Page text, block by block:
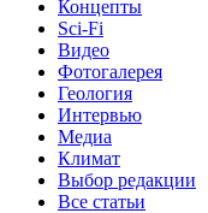
Концепты
Sci-Fi
Видео
Фотогалерея
Геология
Интервью
Медиа
Климат
Выбор редакции
Все статьи